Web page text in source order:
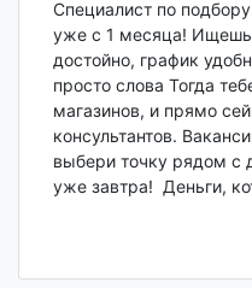
Специалист по
уже с 1 месяца! Ищешь
достойно, график
просто слова Тогда
магазинов, и прямо
консультантов.
выбери точку рядом с
уже завтра! Деньги,